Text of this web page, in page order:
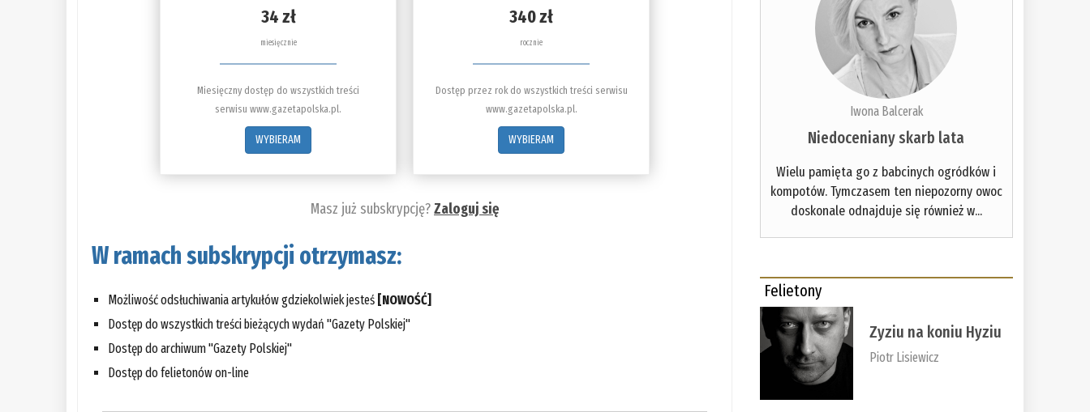
34 zł
miesięcznie
Miesięczny dostęp do wszystkich treści
serwisu www.gazetapolska.pl.
WYBIERAM
340 zł
rocznie
Dostęp przez rok do wszystkich treści serwisu
www.gazetapolska.pl.
WYBIERAM
Masz już subskrypcję?Zaloguj się
W ramach subskrypcji otrzymasz:
Możliwość odsłuchiwania artykułów gdziekolwiek jesteś [NOWOŚĆ]
Dostęp do wszystkich treści bieżących wydań "Gazety Polskiej"
Dostęp do archiwum "Gazety Polskiej"
Dostęp do felietonów on-line
Iwona Balcerak
Niedoceniany skarb lata
Wielu pamięta go z babcinych ogródków i
kompotów. Tymczasem ten niepozorny owoc
doskonale odnajduje się również w...
Felietony
Zyziu na koniu Hyziu
Piotr Lisiewicz